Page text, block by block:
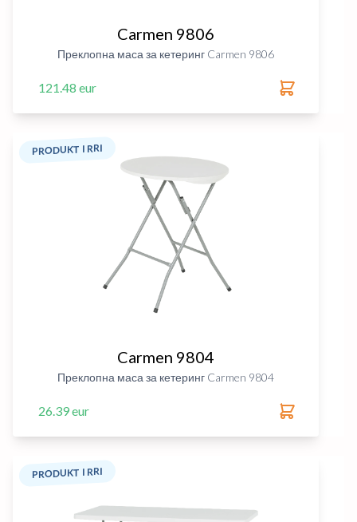
Carmen 9806
Преклопна маса за кетеринг Carmen 9806
121.48 eur
PRODUKT I RRI
Carmen 9804
Преклопна маса за кетеринг Carmen 9804
26.39 eur
PRODUKT I RRI